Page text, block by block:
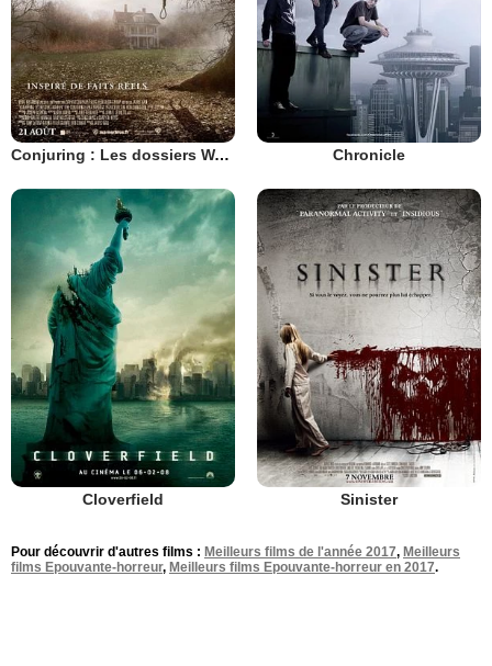
Conjuring : Les dossiers Warren Chronicle
Cloverfield Sinister
Pour découvrir d'autres films : Meilleurs films de l'année 2017, Meilleurs
films Epouvante-horreur, Meilleurs films Epouvante-horreur en 2017.